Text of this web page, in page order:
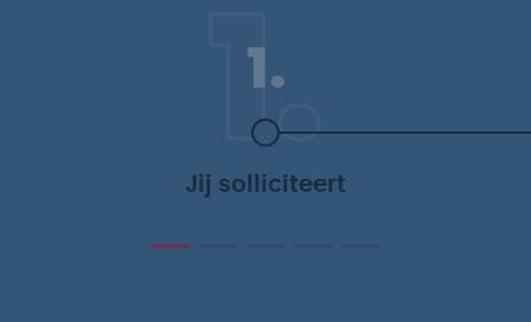
1.
1.
Jij solliciteert